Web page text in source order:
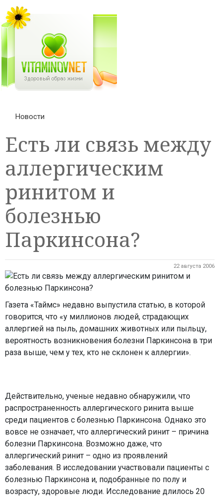
Новости
Есть ли связь между
аллергическим
ринитом и
болезнью
Паркинсона?
22 августа 2006
Газета «Таймс» недавно выпустила статью, в которой
говорится, что «у миллионов людей, страдающих
аллергией на пыль, домашних животных или пыльцу,
вероятность возникновения болезни Паркинсона в три
раза выше, чем у тех, кто не склонен к аллергии».
Действительно, ученые недавно обнаружили, что
распространенность аллергического ринита выше
среди пациентов с болезнью Паркинсона. Однако это
вовсе не означает, что аллергический ринит – причина
болезни Паркинсона. Возможно даже, что
аллергический ринит – одно из проявлений
заболевания. В исследовании участвовали пациенты с
болезнью Паркинсона и, подобранные по полу и
возрасту, здоровые люди. Исследование длилось 20